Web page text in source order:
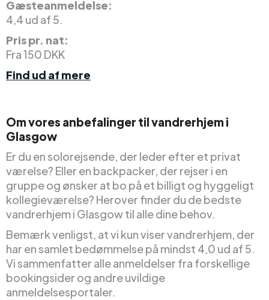
Gæsteanmeldelse:
4,4 ud af 5.
Pris pr. nat:
Fra 150 DKK
Find ud af mere
Om vores anbefalinger til vandrerhjem i
Glasgow
Er du en solorejsende, der leder efter et privat
værelse? Eller en backpacker, der rejser i en
gruppe og ønsker at bo på et billigt og hyggeligt
kollegieværelse? Herover finder du de bedste
vandrerhjem i Glasgow til alle dine behov.
Bemærk venligst, at vi kun viser vandrerhjem, der
har en samlet bedømmelse på mindst 4,0 ud af 5.
Vi sammenfatter alle anmeldelser fra forskellige
bookingsider og andre uvildige
anmeldelsesportaler.